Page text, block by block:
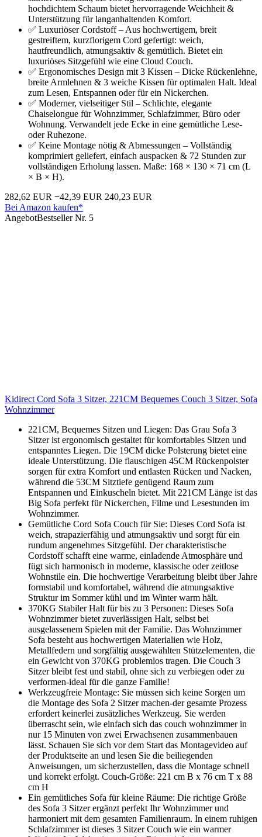
hochdichtem Schaum bietet hervorragende Weichheit &
Unterstützung für langanhaltenden Komfort.
✅ Luxuriöser Cordstoff – Aus hochwertigem, breit
gestreiftem, kurzflorigem Cord gefertigt: weich,
hautfreundlich, atmungsaktiv & gemütlich. Bietet ein
luxuriöses Sitzgefühl wie eine Cloud Couch.
✅ Ergonomisches Design mit 3 Kissen – Dicke Rückenlehne,
breite Armlehnen & 3 weiche Kissen für optimalen Halt. Ideal
zum Lesen, Entspannen oder für ein Nickerchen.
✅ Moderner, vielseitiger Stil – Schlichte, elegante
Chaiselongue für Wohnzimmer, Schlafzimmer, Büro oder
Wohnung. Verwandelt jede Ecke in eine gemütliche Lese-
oder Ruhezone.
✅ Keine Montage nötig & Abmessungen – Vollständig
komprimiert geliefert, einfach auspacken & 72 Stunden zur
vollständigen Erholung lassen. Maße: 168 × 130 × 71 cm (L
× B × H).
282,62 EUR −42,39 EUR 240,23 EUR
Bei Amazon kaufen*
AngebotBestseller Nr. 5
Kidirect Cord Sofa 3 Sitzer, 221CM Bequemes Couch 3 Sitzer, Sofa
Wohnzimmer
221CM, Bequemes Sitzen und Liegen: Das Grau Sofa 3
Sitzer ist ergonomisch gestaltet für komfortables Sitzen und
entspanntes Liegen. Die 19CM dicke Polsterung bietet eine
ideale Unterstützung. Die flauschigen 45CM Rückenpolster
sorgen für extra Komfort und entlasten Rücken und Nacken,
während die 53CM Sitztiefe genügend Raum zum
Entspannen und Einkuscheln bietet. Mit 221CM Länge ist das
Big Sofa perfekt für Nickerchen, Filme und Lesestunden im
Wohnzimmer.
Gemütliche Cord Sofa Couch für Sie: Dieses Cord Sofa ist
weich, strapazierfähig und atmungsaktiv und sorgt für ein
rundum angenehmes Sitzgefühl. Der charakteristische
Cordstoff schafft eine warme, einladende Atmosphäre und
fügt sich harmonisch in moderne, klassische oder zeitlose
Wohnstile ein. Die hochwertige Verarbeitung bleibt über Jahre
formstabil und komfortabel, während die atmungsaktive
Struktur im Sommer kühl und im Winter warm hält.
370KG Stabiler Halt für bis zu 3 Personen: Dieses Sofa
Wohnzimmer bietet zuverlässigen Halt, selbst bei
ausgelassenem Spielen mit der Familie. Das Wohnzimmer
Sofa besteht aus hochwertigen Materialien wie Holz,
Metallfedern und sorgfältig ausgewählten Stützelementen, die
ein Gewicht von 370KG problemlos tragen. Die Couch 3
Sitzer bleibt fest und stabil, ohne sich zu verbiegen oder zu
verformen-ideal für die ganze Familie!
Werkzeugfreie Montage: Sie müssen sich keine Sorgen um
die Montage des Sofa 2 Sitzer machen-der gesamte Prozess
erfordert keinerlei zusätzliches Werkzeug. Sie werden
überrascht sein, wie einfach sich das couch wohnzimmer in
nur 15 Minuten von zwei Erwachsenen zusammenbauen
lässt. Schauen Sie sich vor dem Start das Montagevideo auf
der Produktseite an und lesen Sie die beiliegenden
Anweisungen, um sicherzustellen, dass die Montage schnell
und korrekt erfolgt. Couch-Größe: 221 cm B x 76 cm T x 88
cm H
Ein gemütliches Sofa für kleine Räume: Die richtige Größe
des Sofa 3 Sitzer ergänzt perfekt Ihr Wohnzimmer und
harmoniert mit dem gesamten Familienraum. In einem ruhigen
Schlafzimmer ist dieses 3 Sitzer Couch wie ein warmer